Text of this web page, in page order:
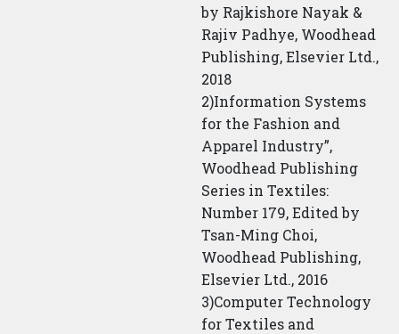
by Rajkishore Nayak &
Rajiv Padhye, Woodhead
Publishing, Elsevier Ltd.,
2018
2)Information Systems
for the Fashion and
Apparel Industry”,
Woodhead Publishing
Series in Textiles:
Number 179, Edited by
Tsan-Ming Choi,
Woodhead Publishing,
Elsevier Ltd., 2016
3)Computer Technology
for Textiles and